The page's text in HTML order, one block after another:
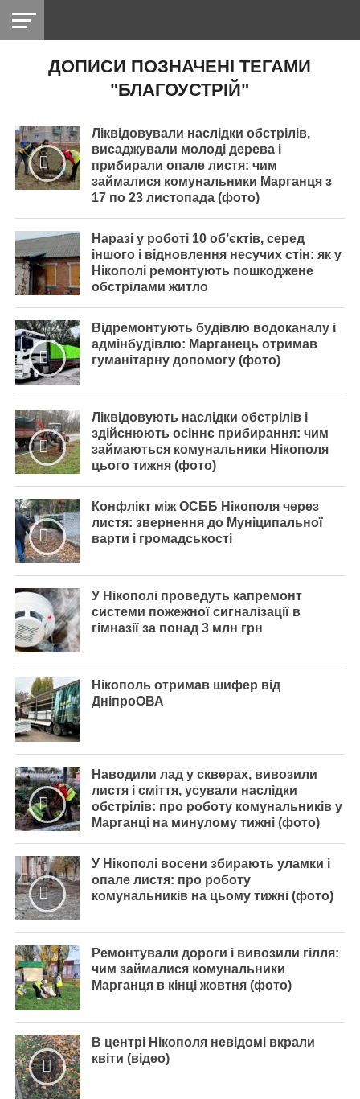
НІКОПОЛЬ
СІЧЕСЛАВСЬКА
РАДІО
ДОПИСИ ПОЗНАЧЕНІ ТЕГАМИ
"БЛАГОУСТРІЙ"
Ліквідовували наслідки обстрілів,
висаджували молоді дерева і
прибирали опале листя: чим
займалися комунальники Марганця з
17 по 23 листопада (фото)
Наразі у роботі 10 об’єктів, серед
іншого і відновлення несучих стін: як у
Нікополі ремонтують пошкоджене
обстрілами житло
Відремонтують будівлю водоканалу і
адмінбудівлю: Марганець отримав
гуманітарну допомогу (фото)
Ліквідовують наслідки обстрілів і
здійснюють осіннє прибирання: чим
займаються комунальники Нікополя
цього тижня (фото)
Конфлікт між ОСББ Нікополя через
листя: звернення до Муніципальної
варти і громадськості
У Нікополі проведуть капремонт
системи пожежної сигналізації в
гімназії за понад 3 млн грн
Нікополь отримав шифер від
ДніпроОВА
Наводили лад у скверах, вивозили
листя і сміття, усували наслідки
обстрілів: про роботу комунальників у
Марганці на минулому тижні (фото)
У Нікополі восени збирають уламки і
опале листя: про роботу
комунальників на цьому тижні (фото)
Ремонтували дороги і вивозили гілля:
чим займалися комунальники
Марганця в кінці жовтня (фото)
В центрі Нікополя невідомі вкрали
квіти (відео)